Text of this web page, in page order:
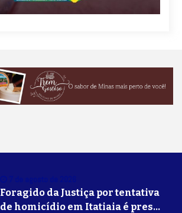
Foragido da Justiça por tentativa
de homicídio em Itatiaia é preso